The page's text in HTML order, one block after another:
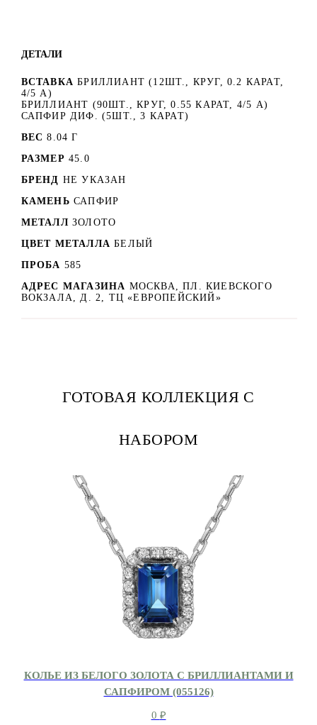
ДЕТАЛИ
ВСТАВКА БРИЛЛИАНТ (12ШТ., КРУГ, 0.2 КАРАТ,
4/5 А)
БРИЛЛИАНТ (90ШТ., КРУГ, 0.55 КАРАТ, 4/5 А)
САПФИР ДИФ. (5ШТ., 3 КАРАТ)
ВЕС 8.04 Г
РАЗМЕР 45.0
БРЕНД НЕ УКАЗАН
КАМЕНЬ САПФИР
МЕТАЛЛ ЗОЛОТО
ЦВЕТ МЕТАЛЛА БЕЛЫЙ
ПРОБА 585
АДРЕС МАГАЗИНА МОСКВА, ПЛ. КИЕВСКОГО
ВОКЗАЛА, Д. 2, ТЦ «ЕВРОПЕЙСКИЙ»
ГОТОВАЯ КОЛЛЕКЦИЯ С
НАБОРОМ
КОЛЬЕ ИЗ БЕЛОГО ЗОЛОТА С БРИЛЛИАНТАМИ И
САПФИРОМ (055126)
0 ₽